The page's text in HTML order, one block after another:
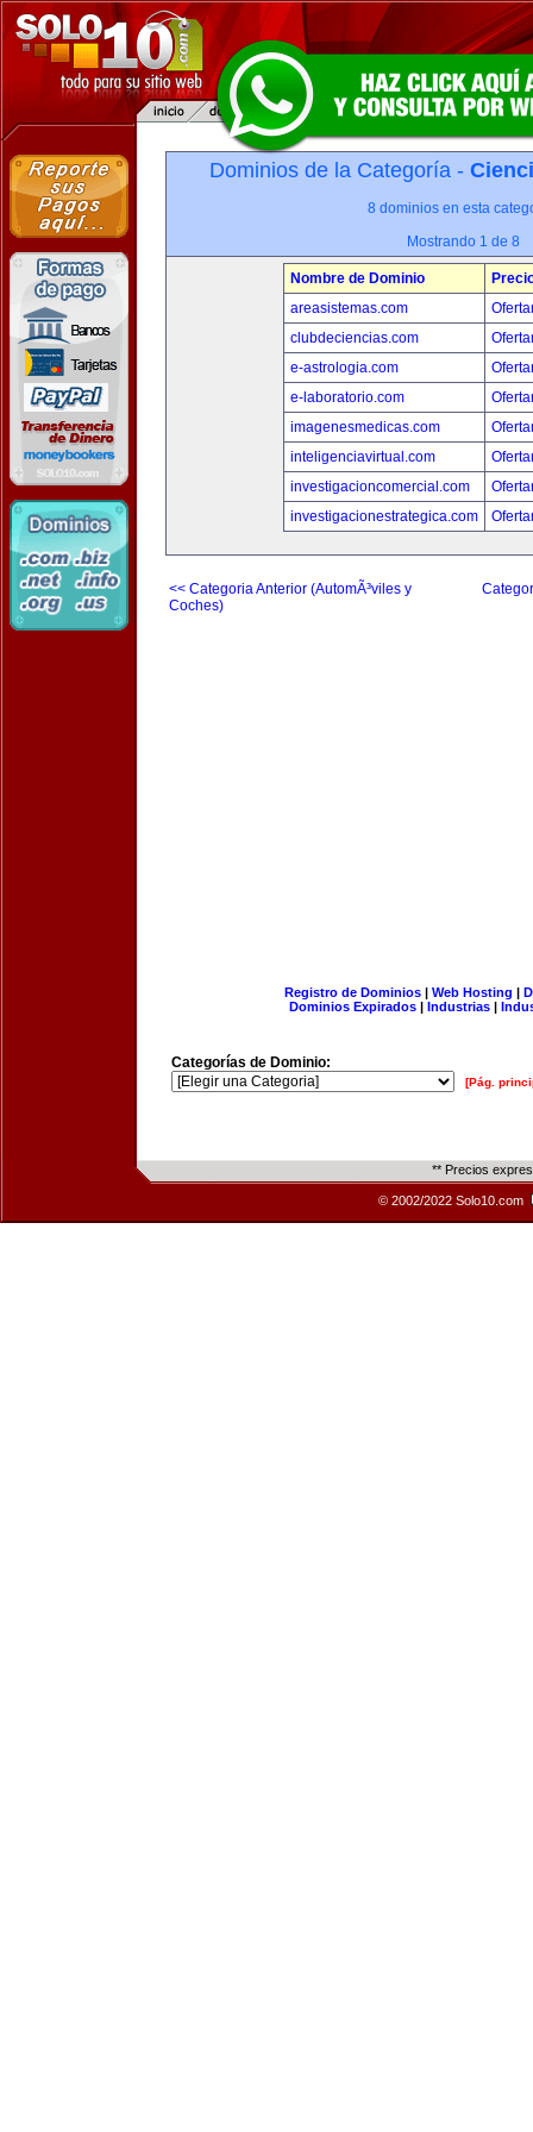
Dominios de la Categoría -
8 dominios en esta
Mostrando 1 de 8
Nombre de Dominio
areasistemas.com
clubdeciencias.com
e-astrologia.com
e-laboratorio.com
imagenesmedicas.com
inteligenciavirtual.com
investigacioncomercial.com
investigacionestrategica.com
<< Categoria Anterior (AutomÃ³viles y
Coches)
Registro de Dominios| Web Hosting |
Dominios Expirados | Industrias |
Categorías de Dominio:
[Pág.
** Precios
© 2002/2022 Solo10.com